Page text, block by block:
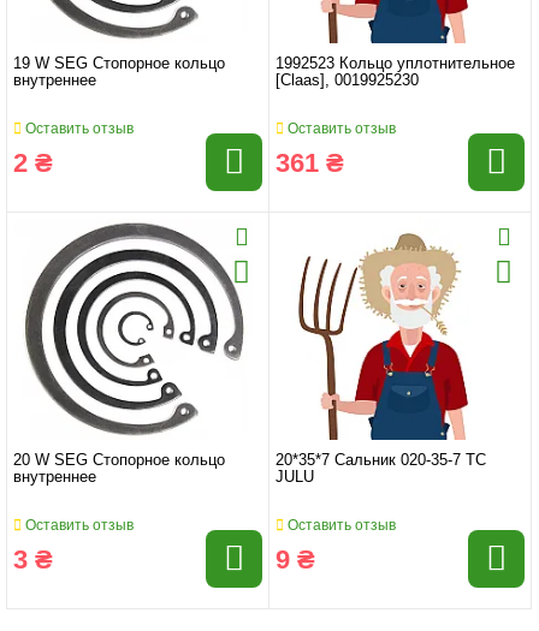
19 W SEG Стопорное кольцо
внутреннее
Оставить отзыв
2 ₴
1992523 Кольцо уплотнительное
[Claas], 0019925230
Оставить отзыв
361 ₴
20 W SEG Стопорное кольцо
внутреннее
Оставить отзыв
3 ₴
20*35*7 Сальник 020-35-7 TC
JULU
Оставить отзыв
9 ₴